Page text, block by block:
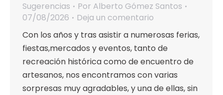
Sugerencias Por Alberto Gómez Santos
07/08/2026
Deja un comentario
Con los años y tras asistir a numerosas ferias,
fiestas,mercados y eventos, tanto de
recreación histórica como de encuentro de
artesanos, nos encontramos con varias
sorpresas muy agradables, y una de ellas, sin